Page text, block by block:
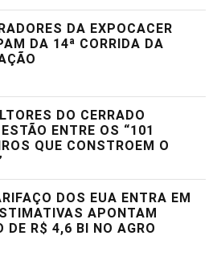
DA EXPOCACER
DA 14ª CORRIDA DA
DO CERRADO
ENTRE OS “101
QUE CONSTROEM O
DOS EUA ENTRA EM
APONTAM
DE R$ 4,6 BI NO AGRO